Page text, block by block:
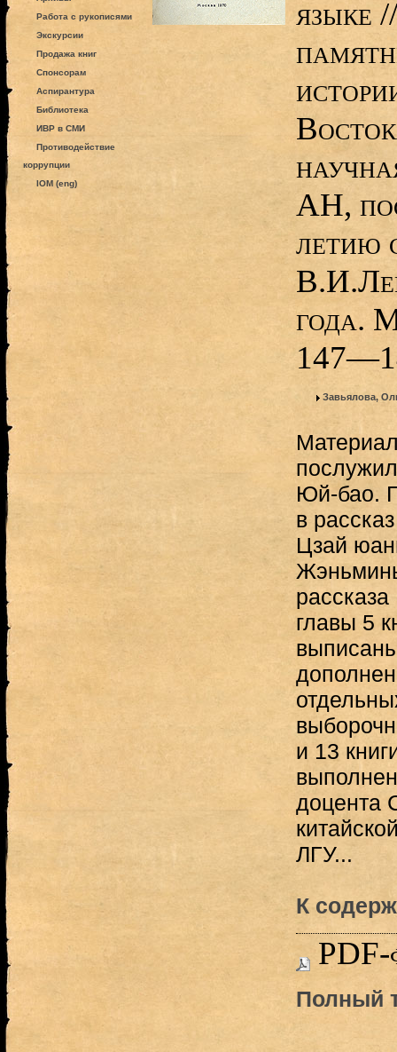
Работа с рукописями
Экскурсии
Продажа книг
Спонсорам
Аспирантура
Библиотека
ИВР в СМИ
Противодействие
коррупции
IOM (eng)
языке
АН,
летию
года.
Завьялова,
Юй-бао.
в
Цзай
главы 5
и 13
доцента
ЛГУ...
К
PDF-
Полный